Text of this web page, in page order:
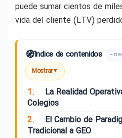
puede sumar cientos de
vida del cliente (LTV)
🧭Índice de contenidos –
Mostrar▼
1.
La Realidad
Colegios
2.
El Cambio de
Tradicional a GEO